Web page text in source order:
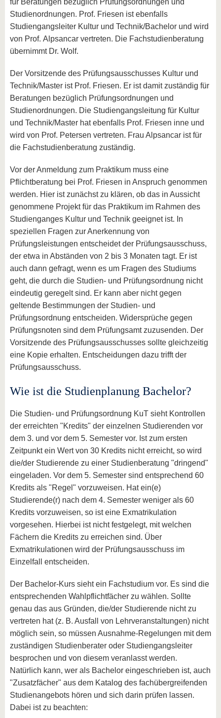
für Beratungen bezüglich Prüfungsordnungen und
Studienordnungen. Prof. Friesen ist ebenfalls
Studiengangsleiter Kultur und Technik/Bachelor und wird
von Prof. Alpsancar vertreten. Die Fachstudienberatung
übernimmt Dr. Wolf.
Der Vorsitzende des Prüfungsausschusses Kultur und
Technik/Master ist Prof. Friesen. Er ist damit zuständig für
Beratungen bezüglich Prüfungsordnungen und
Studienordnungen. Die Studiengangsleitung für Kultur
und Technik/Master hat ebenfalls Prof. Friesen inne und
wird von Prof. Petersen vertreten. Frau Alpsancar ist für
die Fachstudienberatung zuständig.
Vor der Anmeldung zum Praktikum muss eine
Pflichtberatung bei Prof. Friesen in Anspruch genommen
werden. Hier ist zunächst zu klären, ob das in Aussicht
genommene Projekt für das Praktikum im Rahmen des
Studienganges Kultur und Technik geeignet ist. In
speziellen Fragen zur Anerkennung von
Prüfungsleistungen entscheidet der Prüfungsausschuss,
der etwa in Abständen von 2 bis 3 Monaten tagt. Er ist
auch dann gefragt, wenn es um Fragen des Studiums
geht, die durch die Studien- und Prüfungsordnung nicht
eindeutig geregelt sind. Er kann aber nicht gegen
geltende Bestimmungen der Studien- und
Prüfungsordnung entscheiden. Widersprüche gegen
Prüfungsnoten sind dem Prüfungsamt zuzusenden. Der
Vorsitzende des Prüfungsausschusses sollte gleichzeitig
eine Kopie erhalten. Entscheidungen dazu trifft der
Prüfungsausschuss.
Wie ist die Studienplanung Bachelor?
Die Studien- und Prüfungsordnung KuT sieht Kontrollen
der erreichten "Kredits" der einzelnen Studierenden vor
dem 3. und vor dem 5. Semester vor. Ist zum ersten
Zeitpunkt ein Wert von 30 Kredits nicht erreicht, so wird
die/der Studierende zu einer Studienberatung "dringend"
eingeladen. Vor dem 5. Semester sind entsprechend 60
Kredits als "Regel" vorzuweisen. Hat ein(e)
Studierende(r) nach dem 4. Semester weniger als 60
Kredits vorzuweisen, so ist eine Exmatrikulation
vorgesehen. Hierbei ist nicht festgelegt, mit welchen
Fächern die Kredits zu erreichen sind. Über
Exmatrikulationen wird der Prüfungsausschuss im
Einzelfall entscheiden.
Der Bachelor-Kurs sieht ein Fachstudium vor. Es sind die
entsprechenden Wahlpflichtfächer zu wählen. Sollte
genau das aus Gründen, die/der Studierende nicht zu
vertreten hat (z. B. Ausfall von Lehrveranstaltungen) nicht
möglich sein, so müssen Ausnahme-Regelungen mit dem
zuständigen Studienberater oder Studiengangsleiter
besprochen und von diesem veranlasst werden.
Natürlich kann, wer als Bachelor eingeschrieben ist, auch
"Zusatzfächer" aus dem Katalog des fachübergreifenden
Studienangebots hören und sich darin prüfen lassen.
Dabei ist zu beachten: